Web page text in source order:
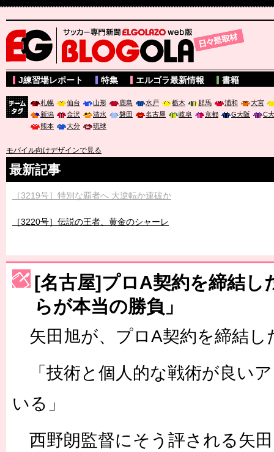
サッカー専門新聞ELGOLAZO web版 BLOGOLA
J練習場レポート 特集 エルゴラ最新情報 書籍
札幌 仙台 山形 鹿島 水戸 栃木 群馬 浦和
大宮
新潟
金沢 清水 磐田 名古屋 岐阜 京都 G大阪
C
熊本
大分 琉球
モバイル向けデザインで見る
最新記事
［3219号］特別な覇者へ 大逆転か連破か
［3220号］伝説の王者、黄金のシャーレ
［3230号］世界一への夢は終わらない
［3223号］一丸。日本出陣
［3222号］史上最大のW杯開幕 注目は「個」
長谷川 アーリアジャスールさんがシンポジウム「気候変動から命
[名古屋]プロA契約を締結し
らが本当の勝負」
矢田旭が、プロA契約を締結し
「技術と個人的な戦術が良い
いる」
西野朗監督にそう評される矢